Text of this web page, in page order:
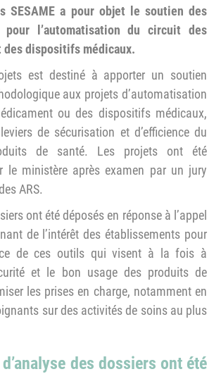
SESAME a pour objet le soutien des
pour l’automatisation du circuit des
des dispositifs médicaux.
est destiné à apporter un soutien
aux projets d’automatisation
ou des dispositifs médicaux,
de sécurisation et d’efficience du
de santé. Les projets ont été
le ministère après examen par un jury
ARS.
ont été déposés en réponse à l’appel
de l’intérêt des établissements pour
de ces outils qui visent à la fois à
et le bon usage des produits de
les prises en charge, notamment en
sur des activités de soins au plus
des dossiers ont été